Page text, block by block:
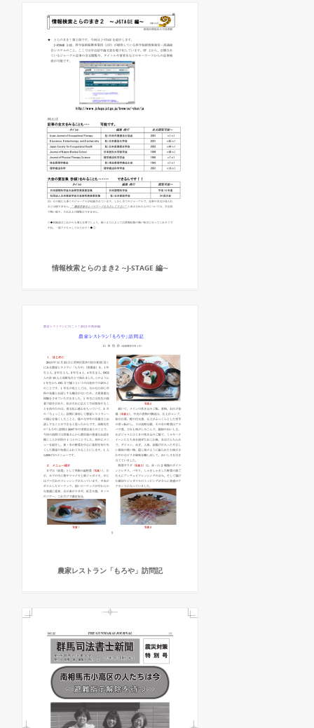
情報検索とらのまき2 ∼J-STAGE 編∼
農家レストラン「もろや」訪問記